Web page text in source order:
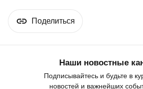
Поделиться
Наши новостные
Подписывайтесь и будьте в
новостей и важнейших